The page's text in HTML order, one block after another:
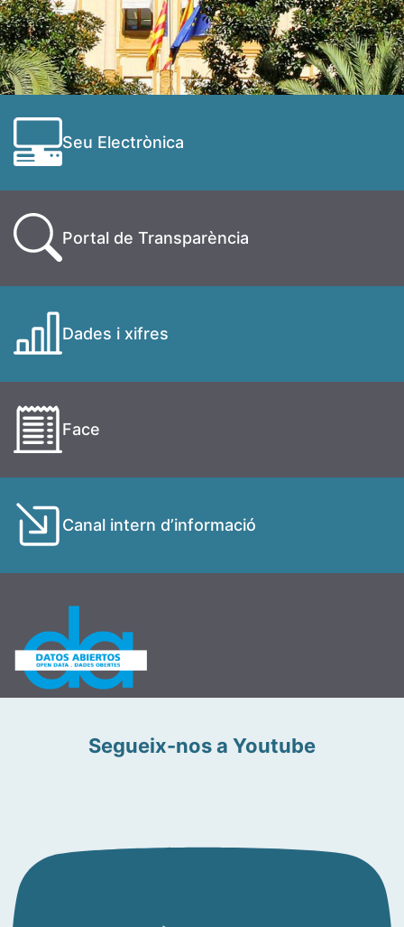
Seu Electrònica
Portal de Transparència
Dades i xifres
Face
Canal intern d’informació
Segueix-nos a Youtube